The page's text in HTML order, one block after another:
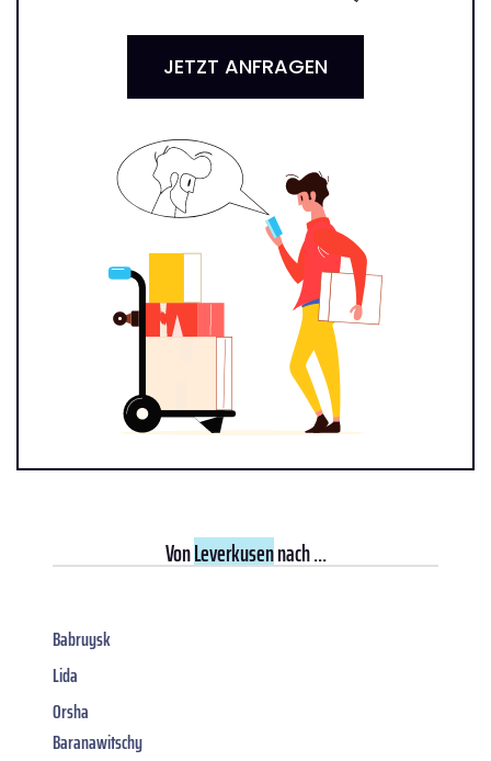
JETZT ANFRAGEN
VonLeverkusennach ...
Babruysk
Lida
Orsha
Baranawitschy